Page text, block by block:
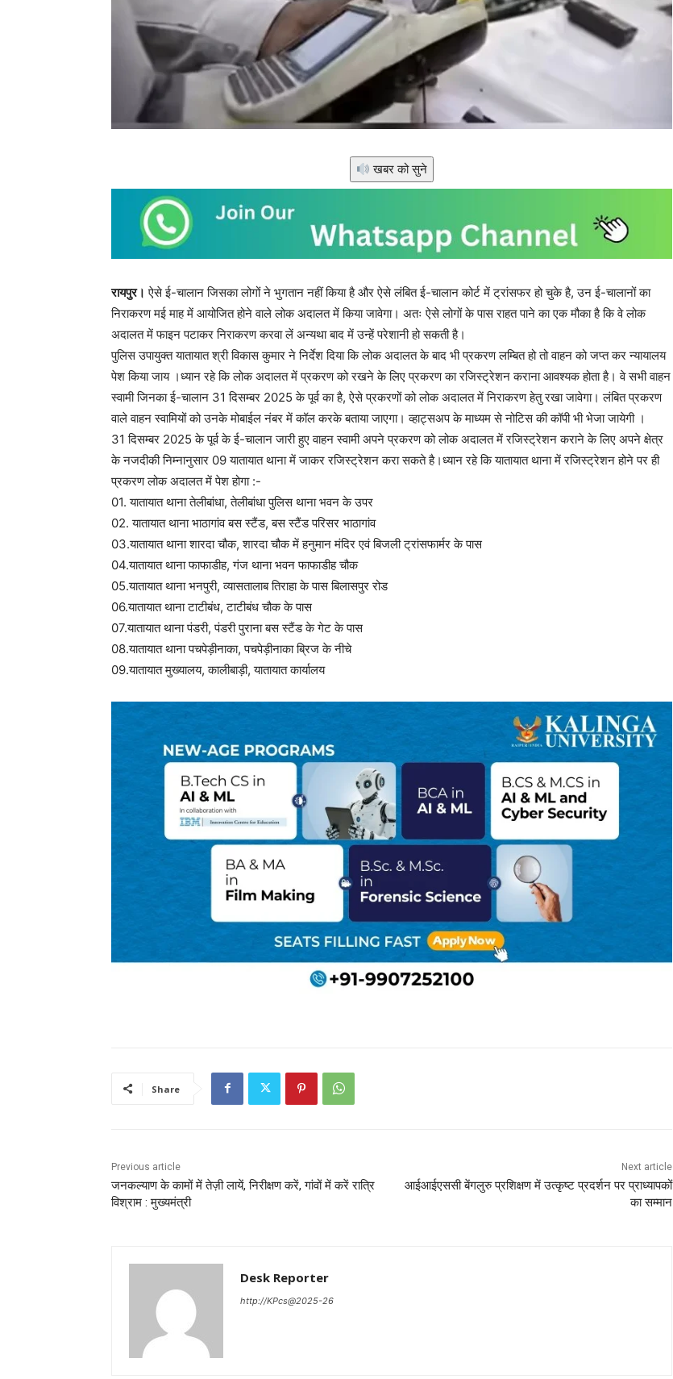
खबर को सुने
रायपुर। ऐसे ई-चालान जिसका लोगों ने भुगतान नहीं किया है और ऐसे लंबित ई-चालान कोर्ट में ट्रांसफर हो चुके है, उन ई-चालानों का
निराकरण मई माह में आयोजित होने वाले लोक अदालत में किया जावेगा। अतः ऐसे लोगों के पास राहत पाने का एक मौका है कि वे लोक
अदालत में फाइन पटाकर निराकरण करवा लें अन्यथा बाद में उन्हें परेशानी हो सकती है।
पुलिस उपायुक्त यातायात श्री विकास कुमार ने निर्देश दिया कि लोक अदालत के बाद भी प्रकरण लम्बित हो तो वाहन को जप्त कर न्यायालय
पेश किया जाय ।ध्यान रहे कि लोक अदालत में प्रकरण को रखने के लिए प्रकरण का रजिस्ट्रेशन कराना आवश्यक होता है। वे सभी वाहन
स्वामी जिनका ई-चालान 31 दिसम्बर 2025 के पूर्व का है, ऐसे प्रकरणों को लोक अदालत में निराकरण हेतु रखा जावेगा। लंबित प्रकरण
वाले वाहन स्वामियों को उनके मोबाईल नंबर में कॉल करके बताया जाएगा। व्हाट्सअप के माध्यम से नोटिस की कॉपी भी भेजा जायेगी ।
31 दिसम्बर 2025 के पूर्व के ई-चालान जारी हुए वाहन स्वामी अपने प्रकरण को लोक अदालत में रजिस्ट्रेशन कराने के लिए अपने क्षेत्र
के नजदीकी निम्नानुसार 09 यातायात थाना में जाकर रजिस्ट्रेशन करा सकते है।ध्यान रहे कि यातायात थाना में रजिस्ट्रेशन होने पर ही
प्रकरण लोक अदालत में पेश होगा :-
01. यातायात थाना तेलीबांधा, तेलीबांधा पुलिस थाना भवन के उपर
02. यातायात थाना भाठागांव बस स्टैंड, बस स्टैंड परिसर भाठागांव
03.यातायात थाना शारदा चौक, शारदा चौक में हनुमान मंदिर एवं बिजली ट्रांसफार्मर के पास
04.यातायात थाना फाफाडीह, गंज थाना भवन फाफाडीह चौक
05.यातायात थाना भनपुरी, व्यासतालाब तिराहा के पास बिलासपुर रोड
06.यातायात थाना टाटीबंध, टाटीबंध चौक के पास
07.यातायात थाना पंडरी, पंडरी पुराना बस स्टैंड के गेट के पास
08.यातायात थाना पचपेड़ीनाका, पचपेड़ीनाका ब्रिज के नीचे
09.यातायात मुख्यालय, कालीबाड़ी, यातायात कार्यालय
Share
Previous article
जनकल्याण के कामों में तेज़ी लायें, निरीक्षण करें, गांवों में करें रात्रि
विश्राम : मुख्यमंत्री
Next article
आईआईएससी बेंगलुरु प्रशिक्षण में उत्कृष्ट प्रदर्शन पर प्राध्यापकों
का सम्मान
Desk Reporter
http://KPcs@2025-26